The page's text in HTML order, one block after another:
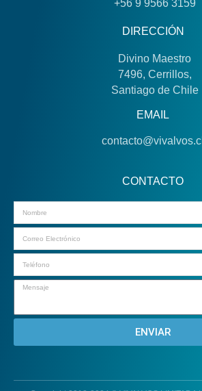
+56 9 9566 3159
DIRECCIÓN
Divino Maestro
7496, Cerrillos,
Santiago de Chile
EMAIL
contacto@vivalvos.cl
CONTACTO
Email
ENVIAR